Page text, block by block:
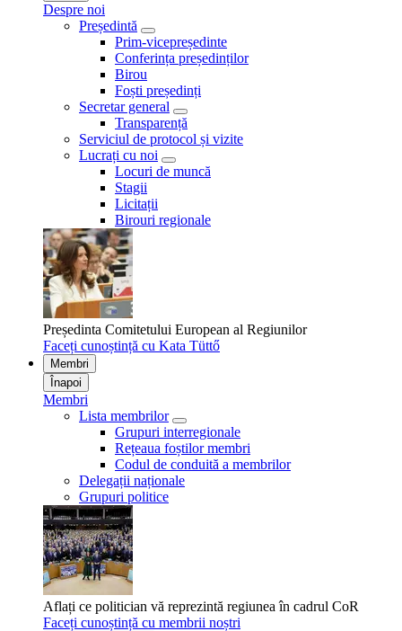
Despre noi
Președintă
Prim-vicepreședinte
Conferința președinților
Birou
Foști președinți
Secretar general
Transparență
Serviciul de protocol și vizite
Lucrați cu noi
Locuri de muncă
Stagii
Licitații
Birouri regionale
Președinta Comitetului European al Regiunilor
Faceți cunoștință cu Kata Tüttő
Membri
Înapoi
Membri
Lista membrilor
Grupuri interregionale
Rețeaua foștilor membri
Codul de conduită a membrilor
Delegații naționale
Grupuri politice
Aflați ce politician vă reprezintă regiunea în cadrul CoR
Faceți cunoștință cu membrii noștri